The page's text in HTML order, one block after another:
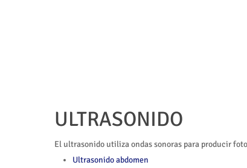
ULTRASONIDO
El ultrasonido utiliza ondas sonoras para producir
Ultrasonido abdomen